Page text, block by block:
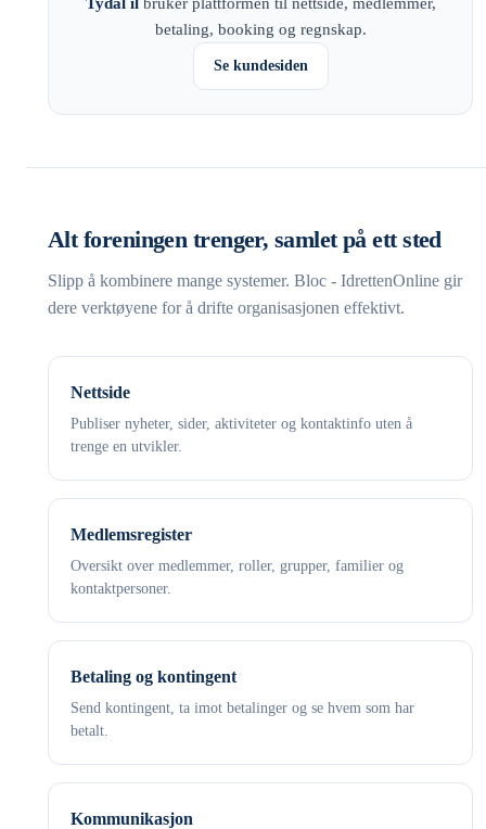
betaling, booking og regnskap.
Se kundesiden
Alt foreningen trenger, samlet på ett sted
Slipp å kombinere mange systemer. Bloc - IdrettenOnline gir
dere verktøyene for å drifte organisasjonen effektivt.
Nettside
Publiser nyheter, sider, aktiviteter og kontaktinfo uten å
trenge en utvikler.
Medlemsregister
Oversikt over medlemmer, roller, grupper, familier og
kontaktpersoner.
Betaling og kontingent
Send kontingent, ta imot betalinger og se hvem som har
betalt.
Kommunikasjon